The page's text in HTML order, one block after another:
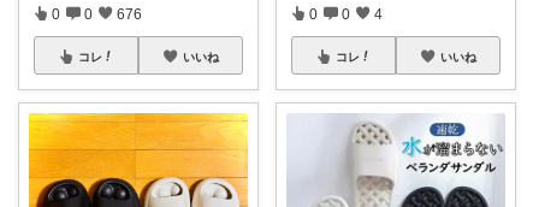
0 0 676
コレ いいね
0 0 4
コレ いいね